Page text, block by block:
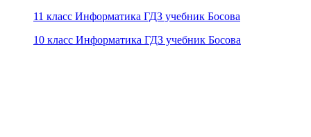
11 класс Информатика ГДЗ учебник Босова
10 класс Информатика ГДЗ учебник Босова